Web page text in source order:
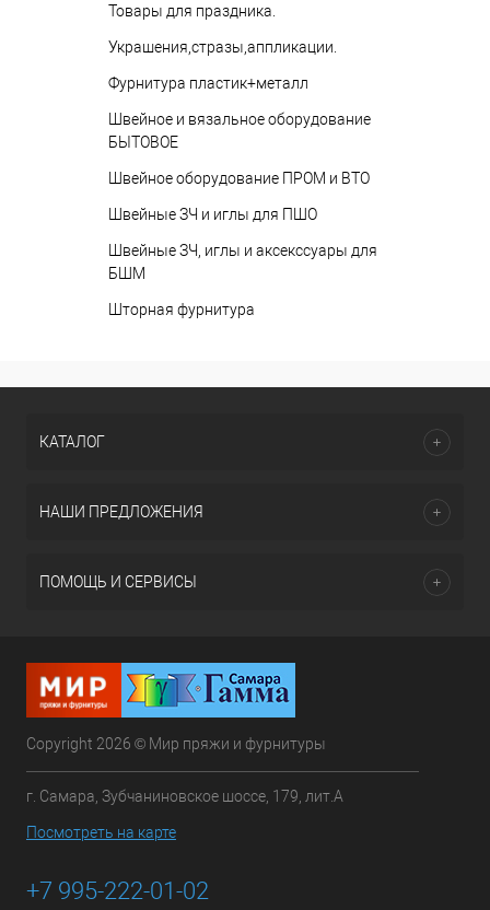
Товары для праздника.
Украшения,стразы,аппликации.
Фурнитура пластик+металл
Швейное и вязальное оборудование
БЫТОВОЕ
Швейное оборудование ПРОМ и ВТО
Швейные ЗЧ и иглы для ПШО
Швейные ЗЧ, иглы и аксекссуары для
БШМ
Шторная фурнитура
КАТАЛОГ
НАШИ ПРЕДЛОЖЕНИЯ
ПОМОЩЬ И СЕРВИСЫ
Copyright 2026 © Мир пряжи и фурнитуры
г. Самара, Зубчаниновское шоссе, 179, лит.А
Посмотреть на карте
+7 995-222-01-02